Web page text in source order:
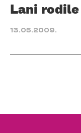
Lani
13.05.2009.